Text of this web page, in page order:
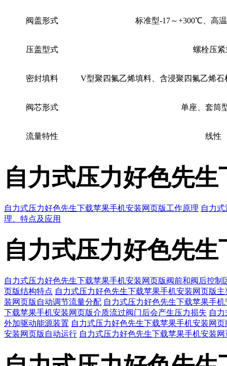
阀盖形式 标准型-17～+300℃、
压盖型式 螺栓压紧
密封填料 V型聚四氟乙烯填料、含浸聚四氟乙烯石棉
阀芯形式 单座、套
流量特性 线性
自力式压力好色先
自力式压力好色先生下载苹果手机安装网页版工作原理 自力
理、特点及应用
自力式压力好色先
自力式压力好色先生下载苹果手机安装网页版阀前和阀后控制
页版结构特点 自力式压力好色先生下载苹果手机安装网页版
装网页版自动调节流量分配 自力式压力好色先生下载苹果手
下载苹果手机安装网页版介质流过阀门后会产生压力损失 自
外加驱动能源装置 自力式压力好色先生下载苹果手机安装网
安装网页版自动运行 自力式压力好色先生下载苹果手机安装